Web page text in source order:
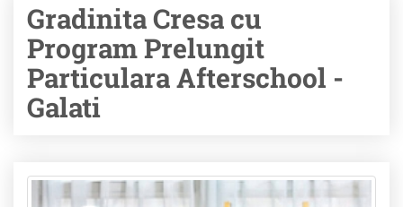
Gradinita Cresa cu
Program Prelungit
Particulara Afterschool -
Galati